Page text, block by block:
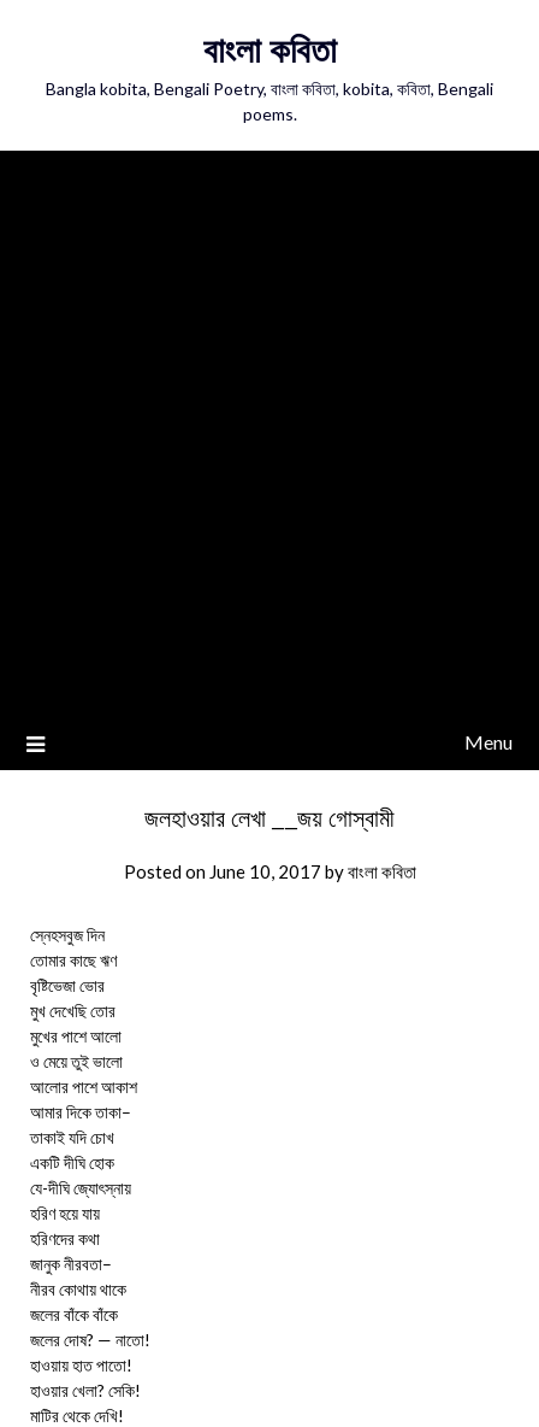
বাংলা কবিতা
Bangla kobita, Bengali Poetry, বাংলা কবিতা, kobita, কবিতা, Bengali
poems.
Menu
জলহাওয়ার লেখা __জয় গোস্বামী
Posted on June 10, 2017 byবাংলা কবিতা
স্নেহসবুজ দিন
তোমার কাছে ঋণ
বৃষ্টিভেজা ভোর
মুখ দেখেছি তোর
মুখের পাশে আলো
ও মেয়ে তুই ভালো
আলোর পাশে আকাশ
আমার দিকে তাকা–
তাকাই যদি চোখ
একটি দীঘি হোক
যে-দীঘি জ্যো‌ৎস্নায়
হরিণ হয়ে যায়
হরিণদের কথা
জানুক নীরবতা–
নীরব কোথায় থাকে
জলের বাঁকে বাঁকে
জলের দোষ? — নাতো!
হাওয়ায় হাত পাতো!
হাওয়ার খেলা? সেকি!
মাটির থেকে দেখি!